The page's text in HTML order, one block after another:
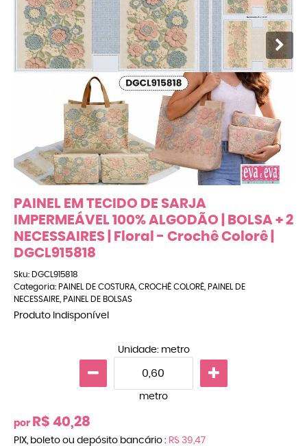
PAINEL EM TECIDO DE SARJA
IMPERMEÁVEL 100% ALGODÃO | BOLSA + 2
NECESSAIRES | Floral - Crochê Colorê |
DGCL915818
Sku: DGCL915818
Categoria: PAINEL DE COSTURA CROCHÊ COLORÊ PAINEL DE
NECESSAIRE PAINEL DE BOLSAS
Produto Indisponível
Unidade: metro
metro
por R$ 40,28
PIX, boleto ou depósito bancário : R$ 39,47